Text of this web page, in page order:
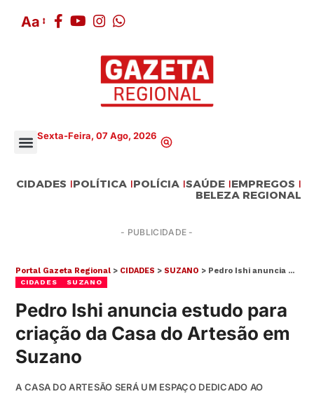
Aa
Sexta-Feira, 07 Ago, 2026
CIDADES POLÍTICA POLÍCIA SAÚDE EMPREGOS
BELEZA REGIONAL
- PUBLICIDADE -
Portal Gazeta Regional > CIDADES >SUZANO > Pedro Ishi anuncia estudo para criação da Casa do Artesão em Suzano
CIDADES SUZANO
Pedro Ishi anuncia estudo para
criação da Casa do Artesão em
Suzano
A CASA DO ARTESÃO SERÁ UM ESPAÇO DEDICADO AO